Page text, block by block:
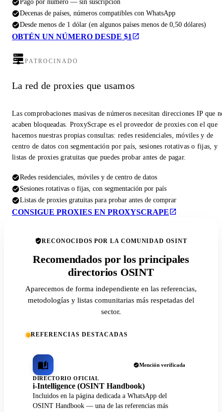
Decenas de países, números compatibles con WhatsApp
Desde menos de 1 dólar (en algunos países menos de 0,50 dólares)
OBTÉN UN NÚMERO DESDE $1
PATROCINADO
La red de proxies que usamos
Las comprobaciones masivas de números necesitan direcciones IP que
acaben bloqueadas. ProxyScrape es el proveedor de proxies con el que
hacemos nuestras propias consultas: redes residenciales, móviles y de
centro de datos con segmentación por país, sesiones rotativas o fijas, y
listas de proxies gratuitas que puedes probar antes de pagar.
Redes residenciales, móviles y de centro de datos
Sesiones rotativas o fijas, con segmentación por país
Listas de proxies gratuitas para probar antes de comprar
CONSIGUE PROXIES EN PROXYSCRAPE
RECONOCIDOS POR LA COMUNIDAD OSINT
Recomendados por los principales
directorios OSINT
Aparecemos de forma independiente en las referencias,
metodologías y listas comunitarias más respetadas del
sector.
REFERENCIAS DESTACADAS
Mención verificada
DIRECTORIO OFICIAL
i-Intelligence (OSINT Handbook)
Incluidos en la página dedicada a WhatsApp del
OSINT Handbook — una de las referencias más